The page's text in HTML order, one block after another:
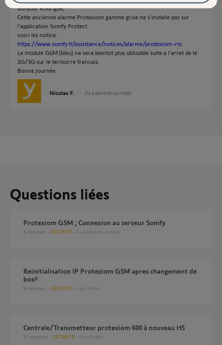
Bonjour Rodrigue,
Cette ancienne alarme Protexiom gamme grise ne s'installe pas sur
l'application Somfy Protect.
voici les notice :
https://www.somfy.fr/assistance/notices/alarme/protexiom-rts
Le module GSM (bleu) ne sera bientot plus utilisable suite a l'arret de le
2G/3G sur le teritoirre francais.
Bonne journée
Nicolas F. il y a environ un mois
Questions liées
Protexiom GSM ; Connexion au serveur Somfy
8 réponses SÉCURITÉ il y a environ un mois
reinitialisation IP Protexiom GSM apres changement de
box?
8 réponses SÉCURITÉ il y a 3 mois
Centrale/Transmetteur protexiom 600 à nouveau HS
27 réponses SÉCURITÉ il y a 6 mois